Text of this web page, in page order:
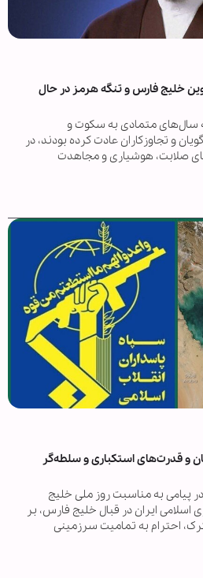
خلیج فارس و تنگه هرمز در حال
متمادی به سکوت و
و تجاوزکاران عادت کرده بودند، در
صلابت، هوشیاری و مجاهدت
و قدرت‌های استکباری و سلطه‌گر
پیامی به مناسبت روز ملی خلیج
ایران در قبال خلیج فارس، بر
احترام به تمامیت سرزمینی